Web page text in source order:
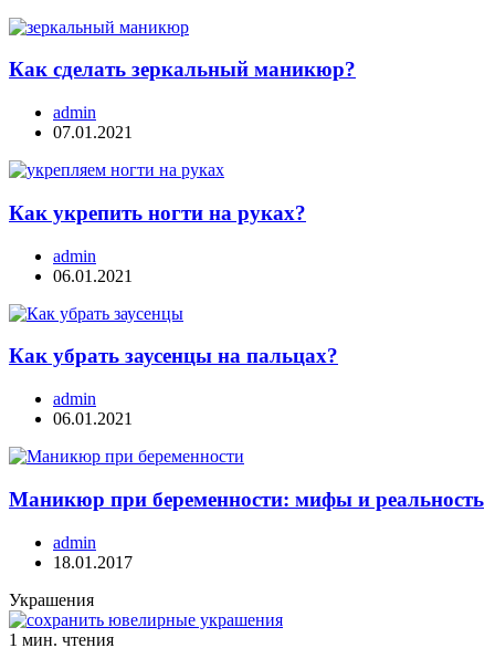
Как сделать зеркальный маникюр?
admin
07.01.2021
Как укрепить ногти на руках?
admin
06.01.2021
Как убрать заусенцы на пальцах?
admin
06.01.2021
Маникюр при беременности: мифы и реальность
admin
18.01.2017
Украшения
1 мин. чтения